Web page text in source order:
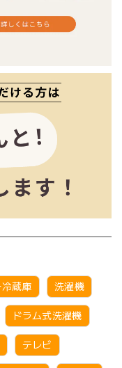
蔵庫 洗濯機
ドラム式洗濯機
テレビ